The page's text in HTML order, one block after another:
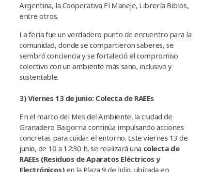
Argentina, la Cooperativa El Maneje, Librería Biblos,
entre otros.
La feria fue un verdadero punto de encuentro para la
comunidad, donde se compartieron saberes, se
sembró conciencia y se fortaleció el compromiso
colectivo con un ambiente más sano, inclusivo y
sustentable.
3) Viernes 13 de junio: Colecta de RAEEs
En el marco del Mes del Ambiente, la ciudad de
Granadero Baigorria continúa impulsando acciones
concretas para cuidar el entorno. Este viernes 13 de
junio, de 10 a 12:30 h, se realizará una colecta de
RAEEs (Residuos de Aparatos Eléctricos y
Electrónicos)en la Plaza 9 de Julio, ubicada en